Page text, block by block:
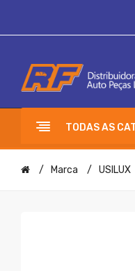
TODAS AS
Marca USILUX